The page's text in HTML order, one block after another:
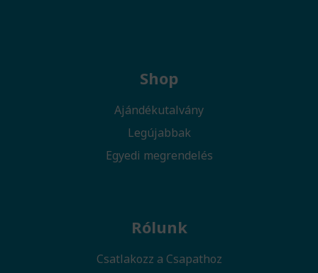
Shop
Ajándékutalvány
Legújabbak
Egyedi megrendelés
Rólunk
Csatlakozz a Csapathoz